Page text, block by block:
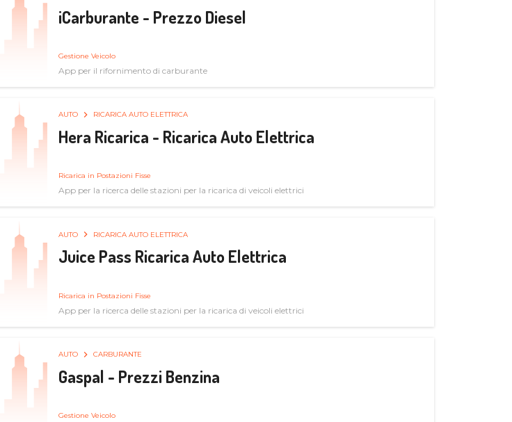
iCarburante - Prezzo Diesel
Gestione Veicolo
App per il rifornimento di carburante
AUTO RICARICA AUTO ELETTRICA
Hera Ricarica - Ricarica Auto Elettrica
Ricarica in Postazioni Fisse
App per la ricerca delle stazioni per la ricarica di veicoli elettrici
AUTO RICARICA AUTO ELETTRICA
Juice Pass Ricarica Auto Elettrica
Ricarica in Postazioni Fisse
App per la ricerca delle stazioni per la ricarica di veicoli elettrici
AUTO CARBURANTE
Gaspal - Prezzi Benzina
Gestione Veicolo